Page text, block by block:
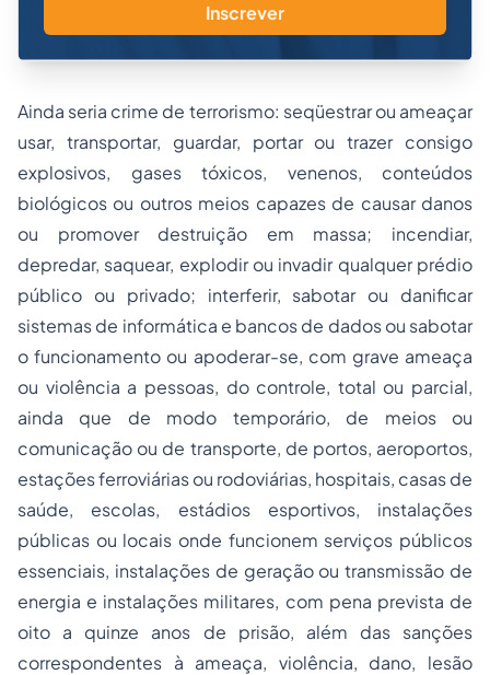
Inscrever
Ainda seria crime de terrorismo: seqüestrar ou ameaçar
usar, transportar, guardar, portar ou trazer consigo
explosivos, gases tóxicos, venenos, conteúdos
biológicos ou outros meios capazes de causar danos
ou promover destruição em massa; incendiar,
depredar, saquear, explodir ou invadir qualquer prédio
público ou privado; interferir, sabotar ou danificar
sistemas de informática e bancos de dados ou sabotar
o funcionamento ou apoderar-se, com grave ameaça
ou violência a pessoas, do controle, total ou parcial,
ainda que de modo temporário, de meios ou
comunicação ou de transporte, de portos, aeroportos,
estações ferroviárias ou rodoviárias, hospitais, casas de
saúde, escolas, estádios esportivos, instalações
públicas ou locais onde funcionem serviços públicos
essenciais, instalações de geração ou transmissão de
energia e instalações militares, com pena prevista de
oito a quinze anos de prisão, além das sanções
correspondentes à ameaça, violência, dano, lesão